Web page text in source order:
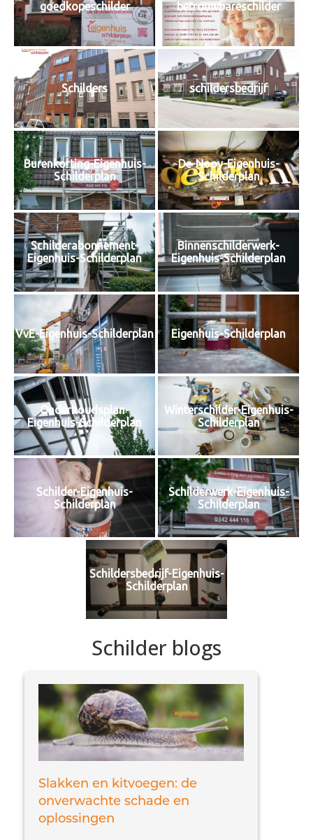
goedkopeschilder betrouwbareschilder
Schilders schildersbedrijf
Burenkorting-Eigenhuis-
Schilderplan
De-Nooy-Eigenhuis-
Schilderplan
Schilderabonnement-
Eigenhuis-Schilderplan
Binnenschilderwerk-
Eigenhuis-Schilderplan
VvE-Eigenhuis-Schilderplan Eigenhuis-Schilderplan
Onderhoudsplan-
Eigenhuis-Schilderplan
Winterschilder-Eigenhuis-
Schilderplan
Schilder-Eigenhuis-
Schilderplan
Schilderwerk-Eigenhuis-
Schilderplan
Schildersbedrijf-Eigenhuis-
Schilderplan
Schilder blogs
Slakken en kitvoegen: de
onverwachte schade en
oplossingen